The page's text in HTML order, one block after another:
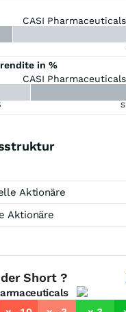
CASI Pharmaceuticals
in %
CASI Pharmaceuticals
Aktionäre
Aktionäre
Short ?